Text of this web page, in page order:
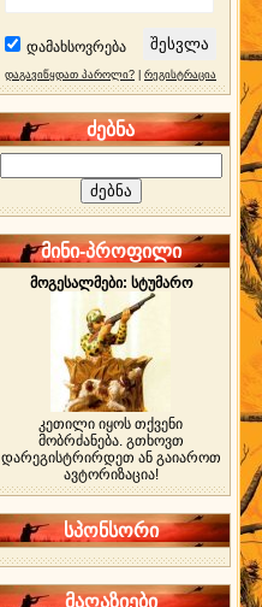
დამახსოვრება
დაგავიწყდათ პაროლი? რეგისტრაცია
ძებნა
მინი-პროფილი
მოგესალმები: სტუმარო
კეთილი იყოს თქვენი
მობრძანება. გთხოვთ
დარეგისტრირდეთ ან გაიაროთ
ავტორიზაცია!
სპონსორი
მაღაზიები